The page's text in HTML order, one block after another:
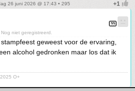
26 juni 2026 @ 17:43 • 295
Nog niet geregistreerd.
geweest voor de ervaring,
alcohol gedronken maar los dat ik
O+